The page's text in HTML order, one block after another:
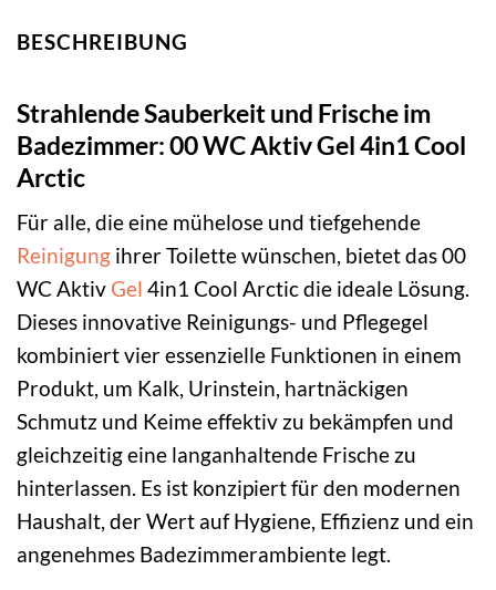
BESCHREIBUNG
Strahlende Sauberkeit und Frische im
Badezimmer: 00 WC Aktiv Gel 4in1 Cool
Arctic
Für alle, die eine mühelose und tiefgehende
Reinigung ihrer Toilette wünschen, bietet das 00
WC Aktiv Gel 4in1 Cool Arctic die ideale Lösung.
Dieses innovative Reinigungs- und Pflegegel
kombiniert vier essenzielle Funktionen in einem
Produkt, um Kalk, Urinstein, hartnäckigen
Schmutz und Keime effektiv zu bekämpfen und
gleichzeitig eine langanhaltende Frische zu
hinterlassen. Es ist konzipiert für den modernen
Haushalt, der Wert auf Hygiene, Effizienz und ein
angenehmes Badezimmerambiente legt.